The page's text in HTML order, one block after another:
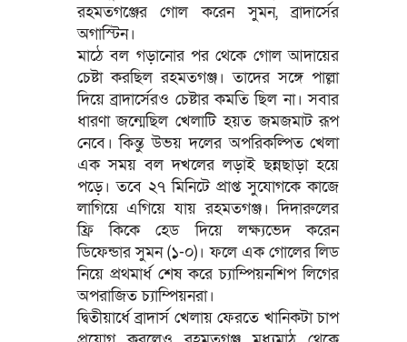
রহমতগঞ্জের গোল করেন সুমন, ব্রাদার্সের
অগাস্টিন।
মাঠে বল গড়ানোর পর থেকে গোল আদায়ের
চেষ্টা করছিল রহমতগঞ্জ। তাদের সঙ্গে পাল্লা
দিয়ে ব্রাদার্সেরও চেষ্টার কমতি ছিল না। সবার
ধারণা জন্মেছিল খেলাটি হয়ত জমজমাট রূপ
নেবে। কিন্তু উভয় দলের অপরিকল্পিত খেলা
এক সময় বল দখলের লড়াই ছন্নছাড়া হয়ে
পড়ে। তবে ২৭ মিনিটে প্রাপ্ত সুযোগকে কাজে
লাগিয়ে এগিয়ে যায় রহমতগঞ্জ। দিদারুলের
ফ্রি কিকে হেড দিয়ে লক্ষ্যভেদ করেন
ডিফেন্ডার সুমন (১-০)। ফলে এক গোলের লিড
নিয়ে প্রথমার্ধ শেষ করে চ্যাম্পিয়নশিপ লিগের
অপরাজিত চ্যাম্পিয়নরা।
দ্বিতীয়ার্ধে ব্রাদার্স খেলায় ফেরতে খানিকটা চাপ